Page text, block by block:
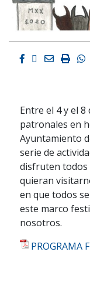
Facebook
Twitter
Email
Entre el 4 y el
patronales en
Ayuntamiento
serie de
disfruten todos
quieran
en que todos
este marco
nosotros.
PROGRAMA